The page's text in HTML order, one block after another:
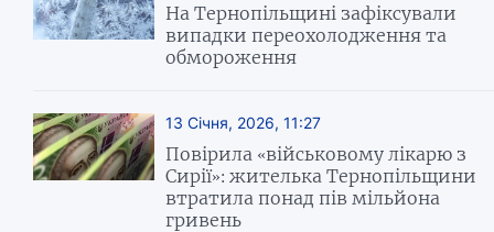
На Тернопільщині зафіксували
випадки переохолодження та
обмороження
13 Січня, 2026, 11:27
Повірила «військовому лікарю з
Сирії»: жителька Тернопільщини
втратила понад пів мільйона
гривень